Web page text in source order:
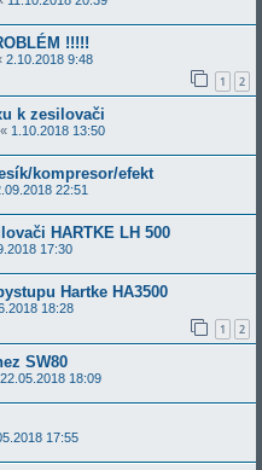
!!!!!
2.10.2018 9:48
1 2
k zesilovači
« 1.10.2018 13:50
kompresor/efekt
22:51
HARTKE LH 500
17:30
Hartke HA3500
18:28
1 2
SW80
22.05.2018 18:09
17:55